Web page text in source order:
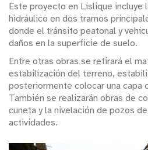
Este proyecto en Lislique incluye
hidráulico en dos tramos
donde el tránsito peatonal y
daños en la superficie de suelo.
Entre otras obras se retirará el
estabilización del terreno,
posteriormente colocar una capa
También se realizarán obras de
cuneta y la nivelación de pozos
actividades.